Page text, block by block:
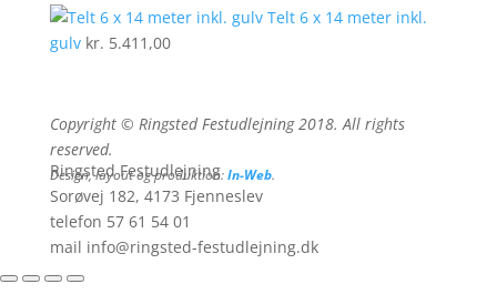
Telt 6 x 14 meter inkl.
gulv kr. 5.411,00
Copyright © Ringsted Festudlejning 2018. All rights
reserved.
Design, layout og produktion:In-Web.
Ringsted Festudlejning
Sorøvej 182, 4173 Fjenneslev
telefon 57 61 54 01
mail info@ringsted-festudlejning.dk